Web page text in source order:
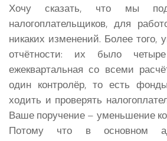
Хочу сказать, что мы
налогоплательщиков, для
никаких изменений. Более
отчётности: их было
ежеквартальная со всеми
один контролёр, то есть
ходить и проверять
Ваше поручение – уменьшение
Потому что в основном